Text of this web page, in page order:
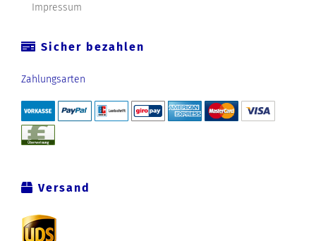
Impressum
Sicher bezahlen
Zahlungsarten
Versand